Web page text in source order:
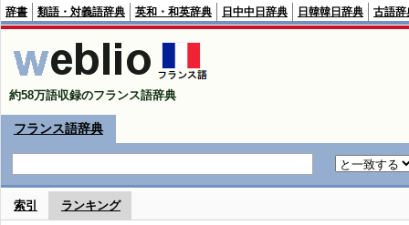
辞書 類語・対義語辞典 英和・和英辞典 日中中日辞典 日韓韓日辞典 古語辞
約58万語収録のフランス語辞典
フランス語辞典
索引 ランキング